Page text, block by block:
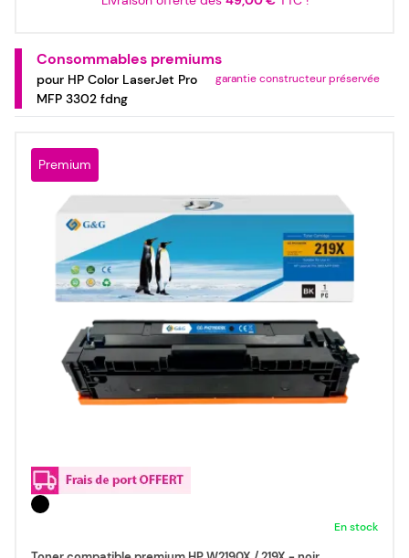
Consommables premiums
garantie constructeur préservée
pour HP Color LaserJet Pro
MFP 3302 fdng
Premium
En stock